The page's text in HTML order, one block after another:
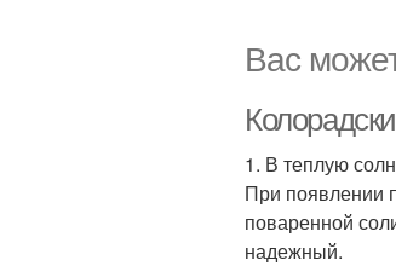
Вас
1. В теплую
При появлении
поваренной
надежный.